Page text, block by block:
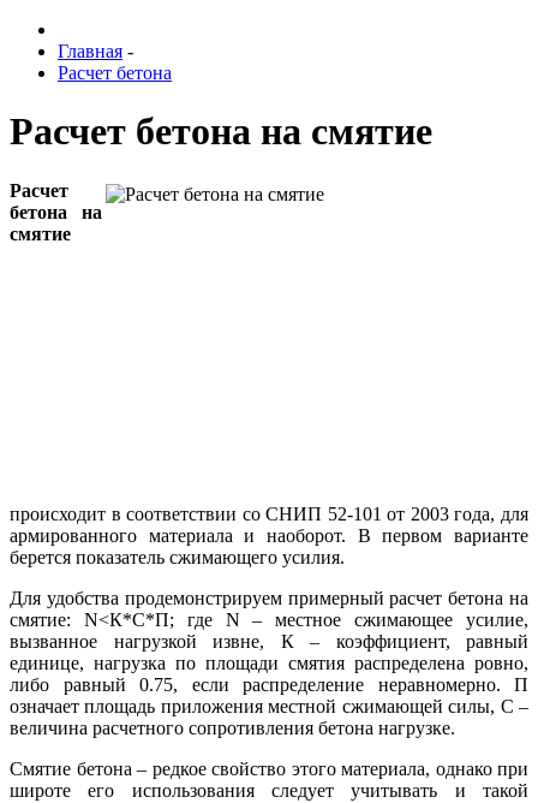
Главная -
Расчет бетона
Расчет бетона на смятие
Расчет
бетона на
смятие
происходит в соответствии со СНИП 52-101 от 2003 года, для
армированного материала и наоборот. В первом варианте
берется показатель сжимающего усилия.
Для удобства продемонстрируем примерный расчет бетона на
смятие: N<К*С*П; где N – местное сжимающее усилие,
вызванное нагрузкой извне, К – коэффициент, равный
единице, нагрузка по площади смятия распределена ровно,
либо равный 0.75, если распределение неравномерно. П
означает площадь приложения местной сжимающей силы, С –
величина расчетного сопротивления бетона нагрузке.
Смятие бетона – редкое свойство этого материала, однако при
широте его использования следует учитывать и такой